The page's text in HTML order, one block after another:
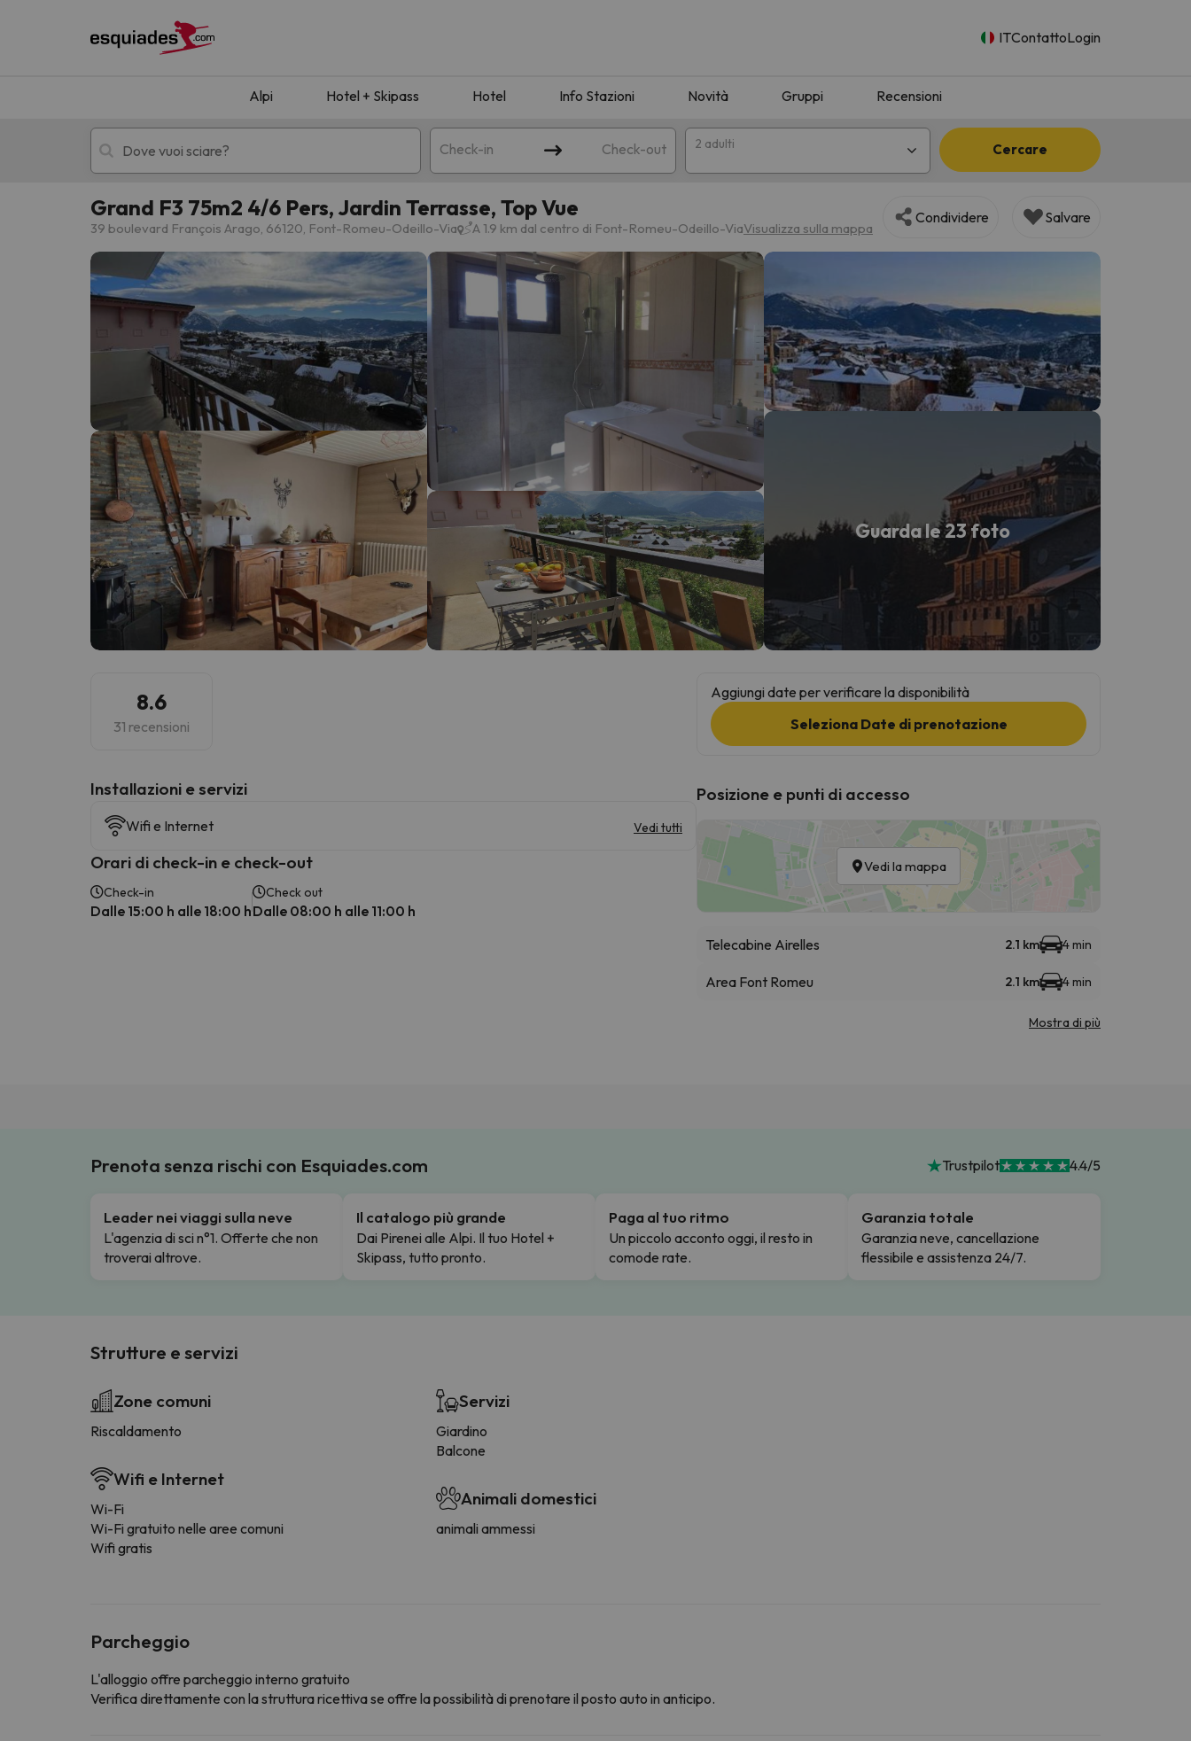
ITContattoLogin
Alpi Hotel + Skipass Hotel Info Stazioni Novità Gruppi Recensioni
Check-in Check-out 2 adulti Cercare
Hotel + skipass Hotel di montagna
Ops, non abbiamo trovato alcun risultato corrispondente alla sua ricerca. Provare a modificare la destinazione.
Sembra che il nostro ricercatore abbia perso la strada. Non appena troverà la bussola, tornerà.
Grand F3 75m2 4/6 Pers, Jardin Terrasse, Top Vue
39 boulevard François Arago, 66120, Font-Romeu-Odeillo-Via A 1.9 km dal centro di Font-Romeu-Odeillo-ViaVisualizza sulla mappa
Condividere Salvare
Guarda le 23 foto
8.6
31 recensioni
Installazioni e servizi
Wifi e Internet Vedi tutti
Orari di check-in e check-out
Check-in
Dalle 15:00 h alle 18:00 h
Check out
Dalle 08:00 h alle 11:00 h
Aggiungi date per verificare la disponibilità
Seleziona Date di prenotazione
Posizione e punti di accesso
Vedi la mappa
Telecabine Airelles 2.1 km 4 min
Area Font Romeu 2.1 km 4 min
Mostra di più
Prenota senza rischi con Esquiades.com Trustpilot 4.4/5
Leader nei viaggi sulla neve
L'agenzia di sci n°1. Offerte che non
troverai altrove.
Il catalogo più grande
Dai Pirenei alle Alpi. Il tuo Hotel +
Skipass, tutto pronto.
Paga al tuo ritmo
Un piccolo acconto oggi, il resto in
comode rate.
Garanzia totale
Garanzia neve, cancellazione
flessibile e assistenza 24/7.
Strutture e servizi
Zone comuni
Riscaldamento
Wifi e Internet
Wi-Fi
Wi-Fi gratuito nelle aree comuni
Wifi gratis
Servizi
Giardino
Balcone
Animali domestici
animali ammessi
Parcheggio
L'alloggio offre parcheggio interno gratuito
Verifica direttamente con la struttura ricettiva se offre la possibilità di prenotare il posto auto in anticipo.